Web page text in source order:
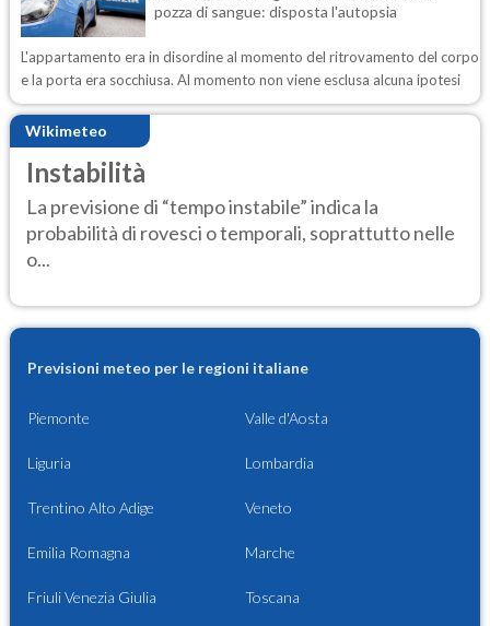
pozza di sangue: disposta l'autopsia
L'appartamento era in disordine al momento del ritrovamento del corpo
e la porta era socchiusa. Al momento non viene esclusa alcuna ipotesi
Wikimeteo
Instabilità
La previsione di “tempo instabile” indica la
probabilità di rovesci o temporali, soprattutto nelle
o...
Previsioni meteo per le regioni italiane
Piemonte Valle d'Aosta
Liguria Lombardia
Trentino Alto Adige Veneto
Emilia Romagna Marche
Friuli Venezia Giulia Toscana